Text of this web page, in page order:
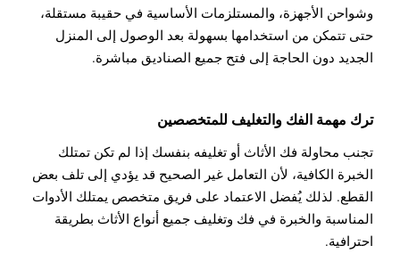
وشواحن الأجهزة، والمستلزمات الأساسية في حقيبة مستقلة،
حتى تتمكن من استخدامها بسهولة بعد الوصول إلى المنزل
الجديد دون الحاجة إلى فتح جميع الصناديق مباشرة.
ترك مهمة الفك والتغليف للمتخصصين
تجنب محاولة فك الأثاث أو تغليفه بنفسك إذا لم تكن تمتلك
الخبرة الكافية، لأن التعامل غير الصحيح قد يؤدي إلى تلف بعض
القطع. لذلك يُفضل الاعتماد على فريق متخصص يمتلك الأدوات
المناسبة والخبرة في فك وتغليف جميع أنواع الأثاث بطريقة
احترافية.